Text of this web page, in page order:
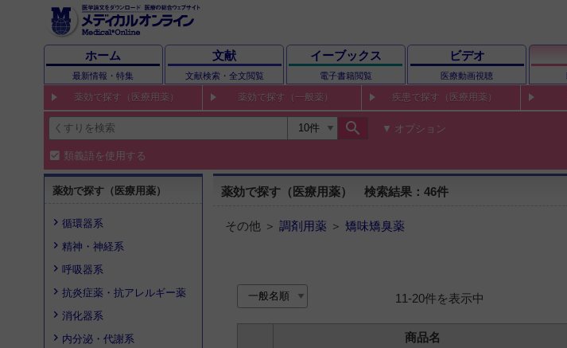
ホーム
最新情報・特集
文献
文献検索・全文閲覧
イーブックス
電子書籍閲覧
ビデオ
医療動画視聴
薬効で探す（医療用薬） 薬効で探す（一般薬） 疾患で探す（医療用薬）
search オプション
類義語を使用する
薬効で探す（医療用薬）
循環器系
精神・神経系
呼吸器系
抗炎症薬・抗アレルギー薬
消化器系
内分泌・代謝系
薬効で探す（医療用薬） 検索結果：46件
その他 ＞ 調剤用薬 ＞ 矯味矯臭薬
11-20件を表示中
商品名